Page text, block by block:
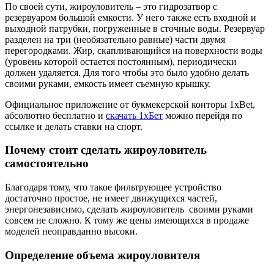
По своей сути, жироуловитель – это гидрозатвор с
резервуаром большой емкости. У него также есть входной и
выходной патрубки, погруженные в сточные воды. Резервуар
разделен на три (необязательно равные) части двумя
перегородками. Жир, скапливающийся на поверхности воды
(уровень которой остается постоянным), периодически
должен удаляется. Для того чтобы это было удобно делать
своими руками, емкость имеет съемную крышку.
Официальное приложение от букмекерской конторы 1xBet,
абсолютно бесплатно и скачать 1хБет можно перейдя по
ссылке и делать ставки на спорт.
Почему стоит сделать жироуловитель
самостоятельно
Благодаря тому, что такое фильтрующее устройство
достаточно простое, не имеет движущихся частей,
энергонезависимо, сделать жироуловитель своими руками
совсем не сложно. К тому же цены имеющихся в продаже
моделей неоправданно высоки.
Определение объема жироуловителя